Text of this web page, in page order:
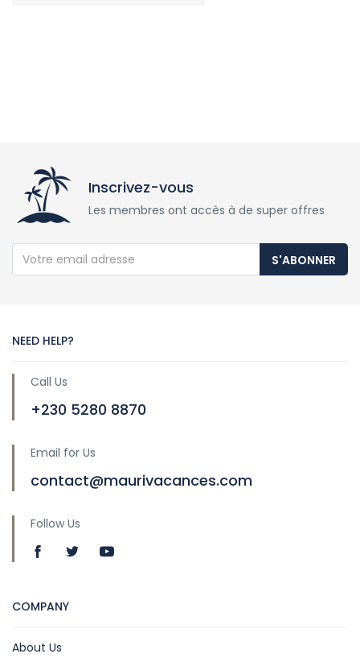
Inscrivez-vous
Les membres ont accès à de super offres
S'ABONNER
NEED HELP?
Call Us
+230 5280 8870
Email for Us
contact@maurivacances.com
Follow Us
COMPANY
About Us